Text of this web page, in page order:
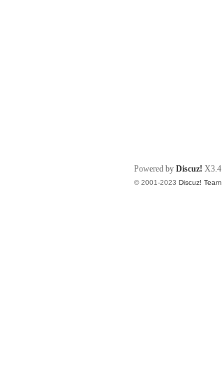
Powered by Discuz! X3.4
© 2001-2023 Discuz! Team